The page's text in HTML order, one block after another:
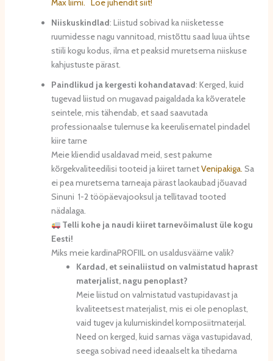
Max liimi. Loe juhendit siit!
Niiskuskindlad: Liistud sobivad ka niisketesse
ruumidesse nagu vannitoad, mistõttu saad luua ühtse
stiili kogu kodus, ilma et peaksid muretsema niiskuse
kahjustuste pärast.
Paindlikud ja kergesti kohandatavad: Kerged, kuid
tugevad liistud on mugavad paigaldada ka kõveratele
seintele, mis tähendab, et saad saavutada
professionaalse tulemuse ka keerulisematel pindadel
kiire tarne
Meie kliendid usaldavad meid, sest pakume
kõrgekvaliteedilisi tooteid ja kiiret tarnetVenipakiga. Sa
ei pea muretsema tarneaja pärast laokaubad jõuavad
Sinuni 1-2 tööpäevajooksul ja tellitavad tooted
nädalaga.
Telli kohe ja naudi kiiret tarnevõimalust üle kogu
Eesti!
Miks meie kardinaPROFIIL on usaldusväärne valik?
Kardad, et seinaliistud on valmistatud haprast
materjalist, nagu penoplast?
Meie liistud on valmistatud vastupidavast ja
kvaliteetsest materjalist, mis ei ole penoplast,
vaid tugev ja kulumiskindel komposiitmaterjal.
Need on kerged, kuid samas väga vastupidavad,
seega sobivad need ideaalselt ka tihedama